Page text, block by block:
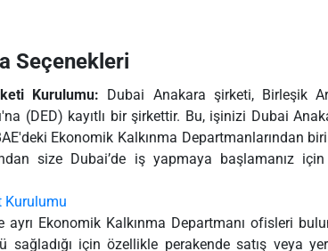
Seçenekleri
Kurulumu: Dubai Anakara şirketi, Birleşik
(DED) kayıtlı bir şirkettir. Bu, işinizi Dubai
Ekonomik Kalkınma Departmanlarından
size Dubai’de iş yapmaya başlamanız
Kurulumu
ayrı Ekonomik Kalkınma Departmanı ofisleri
sağladığı için özellikle perakende satış veya